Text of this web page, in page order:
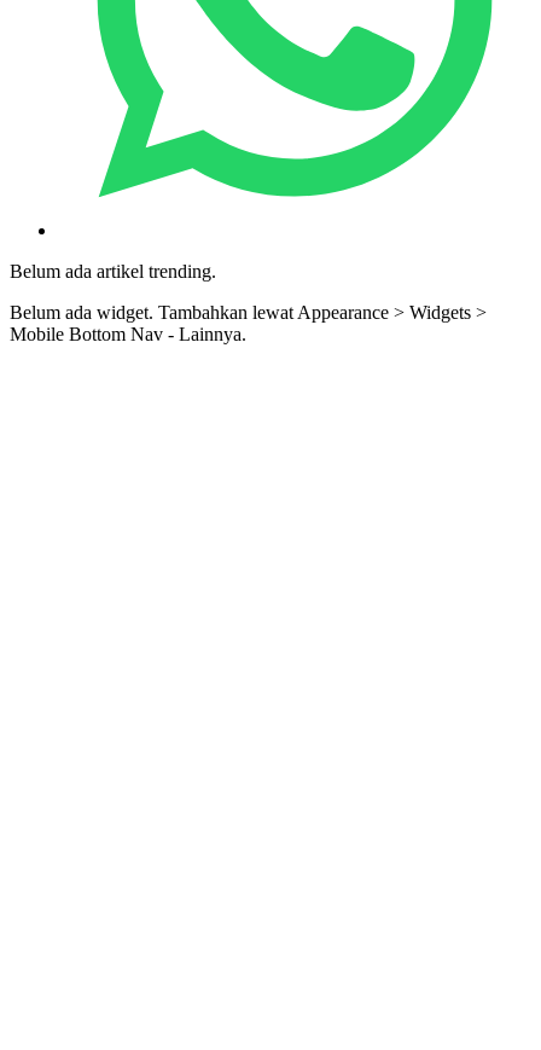
Belum ada artikel trending.
Belum ada widget. Tambahkan lewat Appearance > Widgets >
Mobile Bottom Nav - Lainnya.